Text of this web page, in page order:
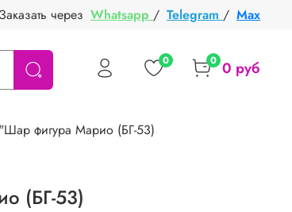
Заказать через Whatsapp / Telegram / Max
0 0 0 руб
фигура Марио (БГ-53)
(БГ-53)